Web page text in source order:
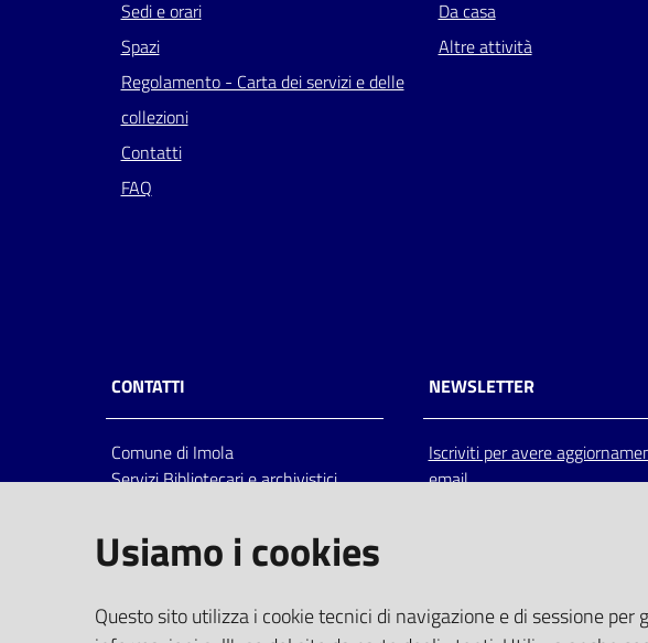
Sedi e orari
Spazi
Regolamento - Carta dei servizi e delle
collezioni
Contatti
FAQ
Da casa
Altre attività
CONTATTI
Comune di Imola
Servizi Bibliotecari e archivistici
Italia
centralino: tel 0542.6026.36 fax
bim@comune.imola.bo.it
PEC
NEWSLETTER
Iscriviti per avere
email
Usiamo i cookies
Questo sito utilizza i cookie tecnici di navigazione e di sessione